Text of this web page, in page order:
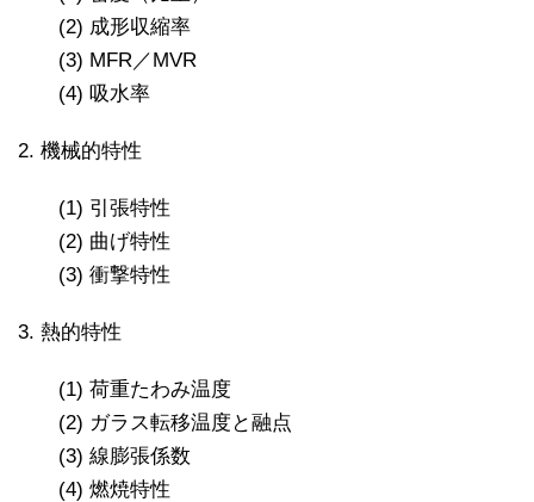
(2) 成形収縮率
(3) MFR／MVR
(4) 吸水率
2. 機械的特性
(1) 引張特性
(2) 曲げ特性
(3) 衝撃特性
3. 熱的特性
(1) 荷重たわみ温度
(2) ガラス転移温度と融点
(3) 線膨張係数
(4) 燃焼特性